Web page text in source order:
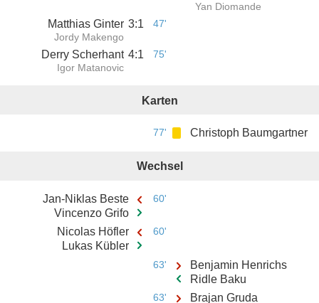
Yan Diomande
Matthias Ginter
Jordy Makengo
3:1 47'
Derry Scherhant
Igor Matanovic
4:1 75'
Karten
77' Christoph Baumgartner
Wechsel
Jan-Niklas Beste
Vincenzo Grifo
60'
Nicolas Höfler
Lukas Kübler
60'
63'
Benjamin Henrichs
Ridle Baku
63'
Brajan Gruda